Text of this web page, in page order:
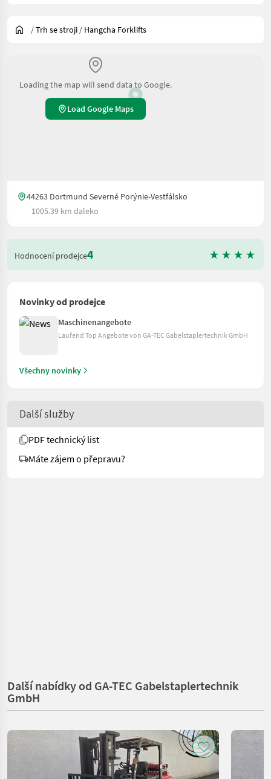
/Trh se stroji / Hangcha Forklifts
Loading the map will send data to Google.
Load Google Maps
44263 Dortmund Severné Porýnie-Vestfálsko
1005.39 km daleko
Hodnocení prodejce4
Novinky od prodejce
Maschinenangebote
Laufend Top Angebote von GA-TEC Gabelstaplertechnik GmbH
Všechny novinky
Další služby
PDF technický list
Máte zájem o přepravu?
Další nabídky od GA-TEC Gabelstaplertechnik
GmbH